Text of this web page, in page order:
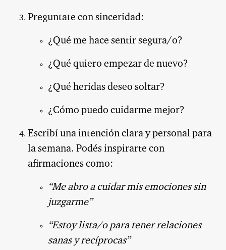
Preguntate con sinceridad:
¿Qué me hace sentir segura/o?
¿Qué quiero empezar de nuevo?
¿Qué heridas deseo soltar?
¿Cómo puedo cuidarme mejor?
Escribí una intención clara y personal para
la semana. Podés inspirarte con
afirmaciones como:
“Me abro a cuidar mis emociones sin
juzgarme”
“Estoy lista/o para tener relaciones
sanas y recíprocas”